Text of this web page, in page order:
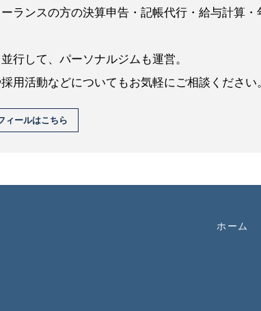
ランスの方の決算申告・記帳代行・給与計算
行して、パーソナルジムも運営。
用活動などについてもお気軽にご相談ください
ィールはこちら
ホーム